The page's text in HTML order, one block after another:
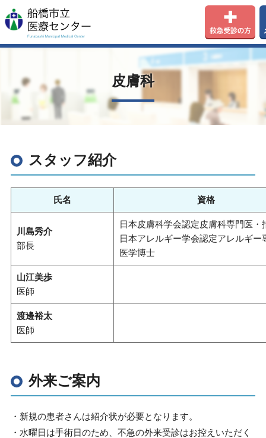
皮膚科
スタッフ紹介
氏名 資格
川島秀介
部長
日本皮膚科学会認定皮膚科専門医・
日本アレルギー学会認定アレルギー
医学博士
山江美歩
医師
渡邊裕太
医師
外来ご案内
・新規の患者さんは紹介状が必要となります。
・水曜日は手術日のため、不急の外来受診はお控えいただく